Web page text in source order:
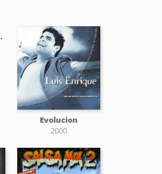
Evolucion
2000